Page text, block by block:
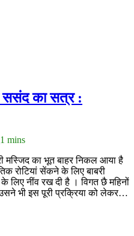
ससंद का सत्र :
1 mins
मस्जिद का भूत बाहर निकल आया है
रोटियां सेंकने के लिए बाबरी
लिए नींव रख दी है । विगत छै महिनों
भी इस पूरी प्रक्रिया को लेकर…